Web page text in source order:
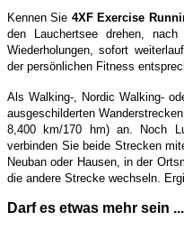
Kennen Sie 4XF Exercise
den Lauchertsee drehen,
Wiederholungen, sofort
der persönlichen Fitness
Als Walking-, Nordic Walking-
ausgeschilderten
8,400 km/170 hm) an. Noch
verbinden Sie beide Strecken
Neuban oder Hausen, in der
die andere Strecke wechseln.
Darf es etwas mehr sein